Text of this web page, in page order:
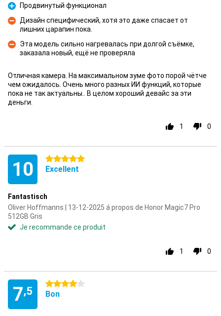
Pour
Продвинутый функционал
Contre
Дизайн специфический, хотя это даже спасает от
лишних царапин пока.
Contre
Эта модель сильно нагревалась при долгой съёмке,
заказала новый, ещё не проверяла
Отличная камера. На максимальном зуме фото порой чётче
чем ожидалось. Очень много разных ИИ функций, которые
пока не так актуальны.. В целом хороший девайс за эти
деньги.
1 0
10 5 étoiles
Excellent
Fantastisch
Oliver Hoffmanns | 13-12-2025 á propos de Honor Magic7 Pro
512GB Gris
Je recommande ce produit
1 0
7,5
4 étoiles
Bon